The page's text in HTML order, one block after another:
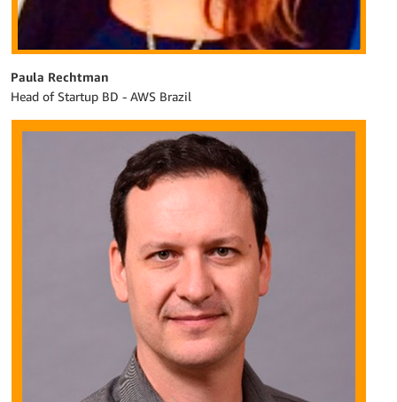
Paula Rechtman
Head of Startup BD - AWS Brazil